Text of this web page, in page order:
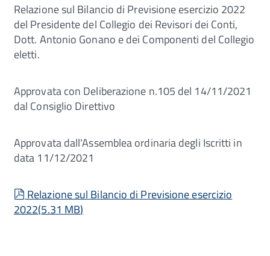
Relazione sul Bilancio di Previsione esercizio 2022
del Presidente del Collegio dei Revisori dei Conti,
Dott. Antonio Gonano e dei Componenti del Collegio
eletti.
Approvata con Deliberazione n.105 del 14/11/2021
dal Consiglio Direttivo
Approvata dall'Assemblea ordinaria degli Iscritti in
data 11/12/2021
pdf
Relazione sul Bilancio di Previsione esercizio
2022(5.31 MB)